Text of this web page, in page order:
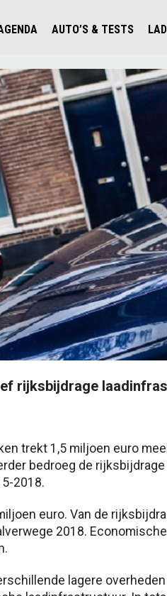
STATISTIEKEN EV'S IN
NIEUWSBRIEF
AUTO’S & TESTS
AUTOTESTS
JOUW VOLGENDE AUTO
rijksbijdrage
trekt 1,5 miljoen euro
bedroeg de
2018.
euro. Van de
2018.
lagere